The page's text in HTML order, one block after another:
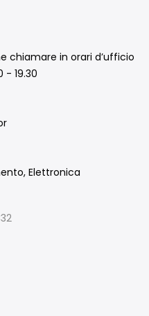
chiamare in orari d’ufficio
- 19.30
Elettronica